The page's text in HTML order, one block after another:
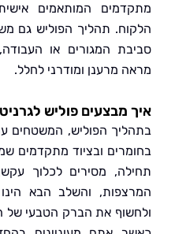
המותאמים אישית למצב
תהליך הפוליש גם משדרג
המגורים או העבודה,
מרענן ומודרני לחלל.
פוליש לגרניט פורצלן
הפוליש, המשטחים עוברים
ובציוד מתקדמים שמיועדים
מסירים לכלוך עקשן ואבק
והשלב הבא הינו ליטוש
את הברק הטבעי של המשטח.